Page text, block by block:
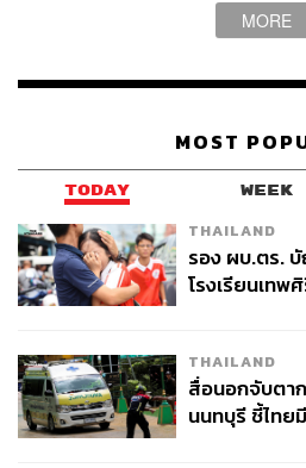
MORE
MOST
TODAY WEEK
THAILAND
รอง ผบ.ตร.
โรงเรียนเทพ
THAILAND
สื่อนอกจับตา
นนทบุรี ชี้ไทย